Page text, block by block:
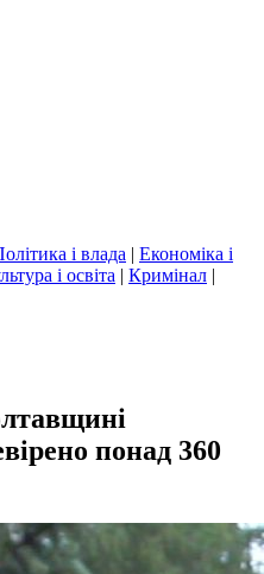
і влада | Економіка і
і освіта | Кримінал |
понад 360